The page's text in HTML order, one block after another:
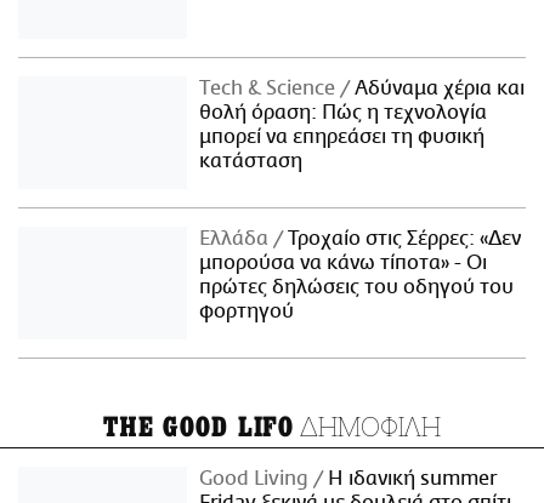
Τech & Science
Αδύναμα χέρια και
θολή όραση: Πώς η τεχνολογία
μπορεί να επηρεάσει τη φυσική
κατάσταση
Ελλάδα
Τροχαίο στις Σέρρες: «Δεν
μπορούσα να κάνω τίποτα» - Οι
πρώτες δηλώσεις του οδηγού του
φορτηγού
THE GOOD LIFO ΔΗΜΟΦΙΛΗ
Good Living
Η ιδανική summer